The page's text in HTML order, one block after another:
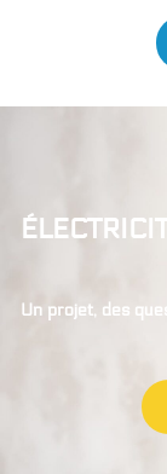
Un projet, des